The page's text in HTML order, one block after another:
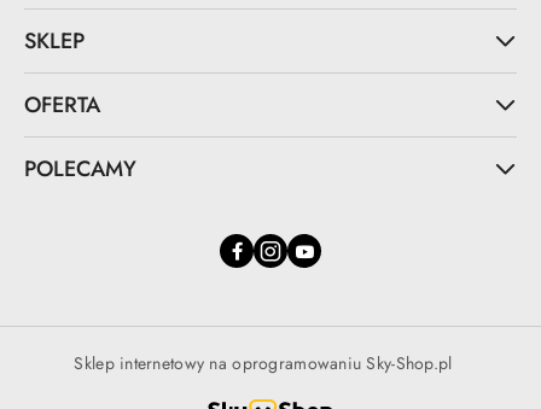
SKLEP
OFERTA
POLECAMY
Sklep internetowy na oprogramowaniu Sky-Shop.pl